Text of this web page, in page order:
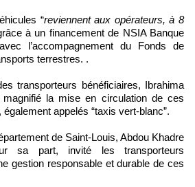
“reviennent aux opérateurs, à 8
à un financement de NSIA Banque
l’accompagnement du Fonds de
terrestres. .
transporteurs bénéficiaires, Ibrahima
magnifié la mise en circulation de ces
appelés “taxis vert-blanc”.
de Saint-Louis, Abdou Khadre
sa part, invité les transporteurs
gestion responsable et durable de ces